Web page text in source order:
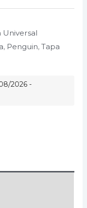
Universal
, Penguin,Tapa
2026 -